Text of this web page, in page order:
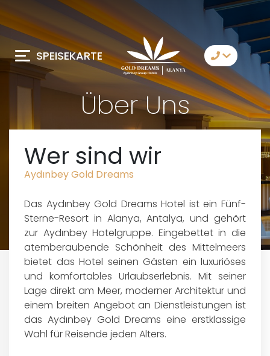
SPEISEKARTE
Kontaktiere Uns
Whatsapp
Telegram
Messenger
Email
Über Uns
Wer sind wir
Aydınbey Gold Dreams
Das Aydınbey Gold Dreams Hotel ist ein Fünf-
Sterne-Resort in Alanya, Antalya, und gehört
zur Aydınbey Hotelgruppe. Eingebettet in die
atemberaubende Schönheit des Mittelmeers
bietet das Hotel seinen Gästen ein luxuriöses
und komfortables Urlaubserlebnis. Mit seiner
Lage direkt am Meer, moderner Architektur und
einem breiten Angebot an Dienstleistungen ist
das Aydınbey Gold Dreams eine erstklassige
Wahl für Reisende jeden Alters.